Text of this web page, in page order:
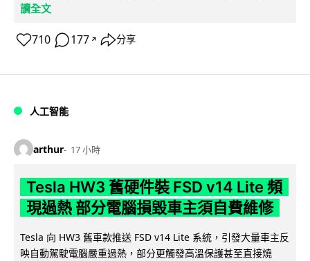
讀全文
710 177 ↗ 分享
人工智能
arthur 17 小時
Tesla HW3 舊硬件裝 FSD v14 Lite 頻
現過熱 部分電腦損毀車主須自費維修
Tesla 向 HW3 舊車款推送 FSD v14 Lite 系統，引發大量車主反
映自動駕駛電腦嚴重過熱，部分更觸發高溫保護甚至直接燒